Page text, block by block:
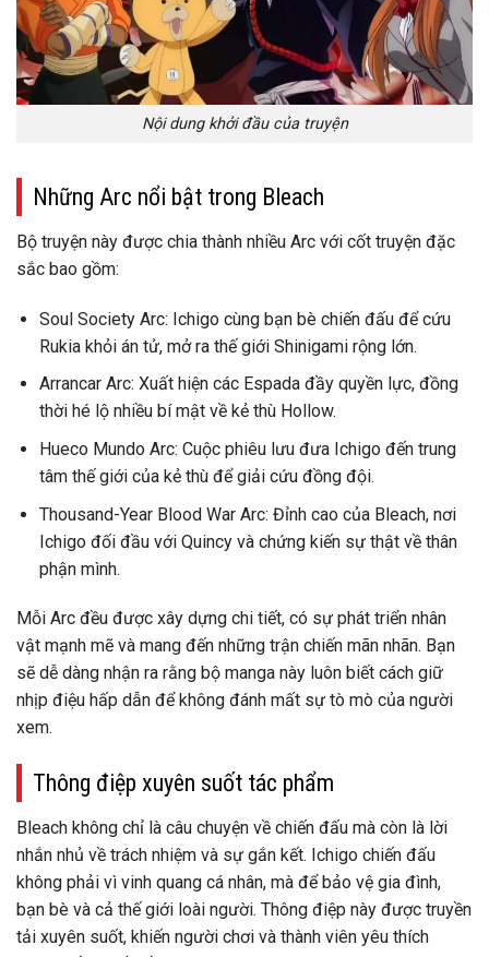
Nội dung khởi đầu của truyện
Những Arc nổi bật trong Bleach
Bộ truyện này được chia thành nhiều Arc với cốt truyện đặc
sắc bao gồm:
Soul Society Arc: Ichigo cùng bạn bè chiến đấu để cứu
Rukia khỏi án tử, mở ra thế giới Shinigami rộng lớn.
Arrancar Arc: Xuất hiện các Espada đầy quyền lực, đồng
thời hé lộ nhiều bí mật về kẻ thù Hollow.
Hueco Mundo Arc: Cuộc phiêu lưu đưa Ichigo đến trung
tâm thế giới của kẻ thù để giải cứu đồng đội.
Thousand-Year Blood War Arc: Đỉnh cao của Bleach, nơi
Ichigo đối đầu với Quincy và chứng kiến sự thật về thân
phận mình.
Mỗi Arc đều được xây dựng chi tiết, có sự phát triển nhân
vật mạnh mẽ và mang đến những trận chiến mãn nhãn. Bạn
sẽ dễ dàng nhận ra rằng bộ manga này luôn biết cách giữ
nhịp điệu hấp dẫn để không đánh mất sự tò mò của người
xem.
Thông điệp xuyên suốt tác phẩm
Bleach không chỉ là câu chuyện về chiến đấu mà còn là lời
nhắn nhủ về trách nhiệm và sự gắn kết. Ichigo chiến đấu
không phải vì vinh quang cá nhân, mà để bảo vệ gia đình,
bạn bè và cả thế giới loài người. Thông điệp này được truyền
tải xuyên suốt, khiến người chơi và thành viên yêu thích